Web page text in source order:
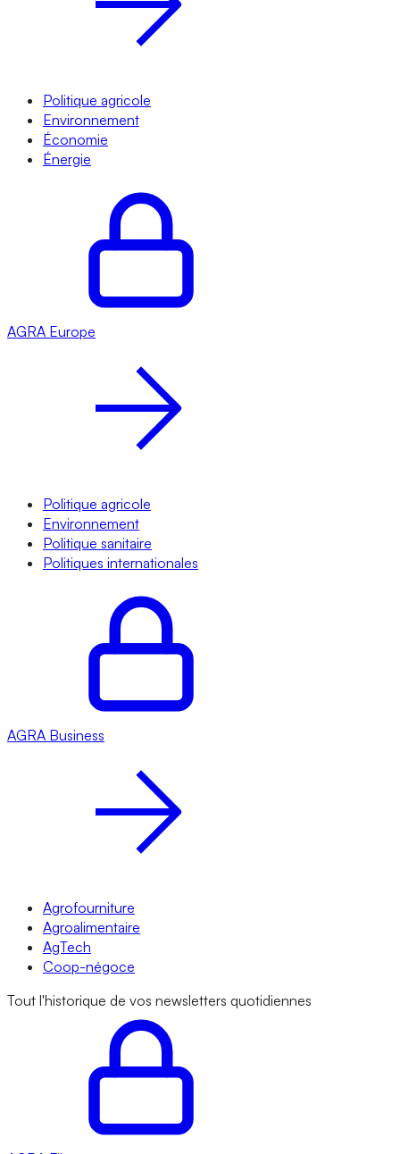
Politique agricole
Environnement
Économie
Énergie
AGRA Europe
Politique agricole
Environnement
Politique sanitaire
Politiques internationales
AGRA Business
Agrofourniture
Agroalimentaire
AgTech
Coop-négoce
Tout l'historique de vos newsletters quotidiennes